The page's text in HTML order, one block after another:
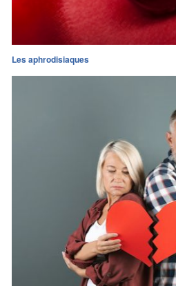
Les aphrodisiaques